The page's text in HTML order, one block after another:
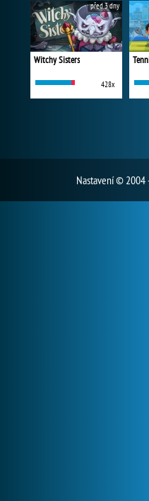
Witchy Sisters
428x
před 3 dny
Nastavení© 2004